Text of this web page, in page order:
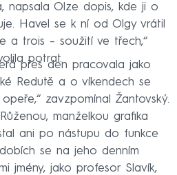
napsala Olze dopis, kde ji o
Havel se k ní od Olgy vrátil
a trois – soužití ve třech,“
potrat.
přes den pracovala jako
Redutě a o víkendech se
zavzpomínal Žantovský.
manželkou grafika
ani po nástupu do funkce
se na jeho denním
jmény, jako profesor Slavík,